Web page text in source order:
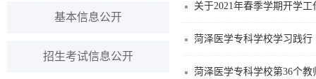
基本信息公开
招生考试信息公开
关于2021年春季学期开学
菏泽医学专科学校学习践
菏泽医学专科学校第36个教